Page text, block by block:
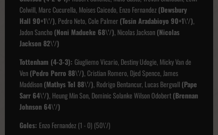
Colwill, Marc Cucurella, Moises Caicedo, Enzo Fernandez(Dewsbury
Hall 90+1\'/), Pedro Neto, Cole Palmer (Tosin Aradabioyo 90+1\'/),
Jadon Sancho (Noni Madueke 68\'/), Nicolas Jackson(Nicolas
Jackson 82\'/)
Tottenham (4-3-3): Giugliemo Vicario, Destiny Udogie, Micky Van de
Ven(Pedro Porro 88\'/), Cristian Romero, Djed Spence, James
Maddison(Mathys Tel 88\'/), Rodrigo Bentancur, Lucas Bergvall(Pape
Sarr 64\'/), Heung Min Son, Dominic Solanke Wilson Odobert(Brennan
Johnson 64\'/)
Goles: Enzo Fernandez (1 - 0) (50\'/)